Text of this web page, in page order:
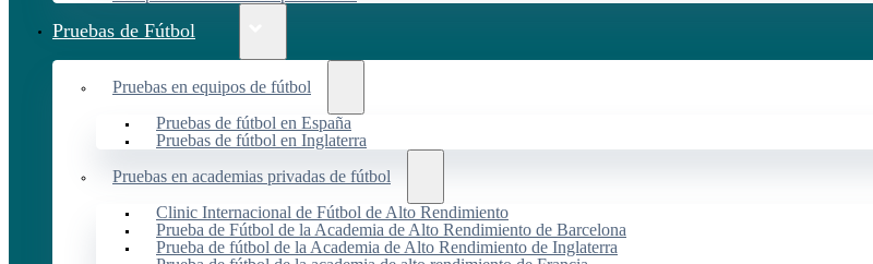
Pruebas de Fútbol
Pruebas en equipos de fútbol
Pruebas de fútbol en España
Pruebas de fútbol en Inglaterra
Pruebas en academias privadas de fútbol
Clinic Internacional de Fútbol de Alto Rendimiento
Prueba de Fútbol de la Academia de Alto Rendimiento de Barcelona
Prueba de fútbol de la Academia de Alto Rendimiento de Inglaterra